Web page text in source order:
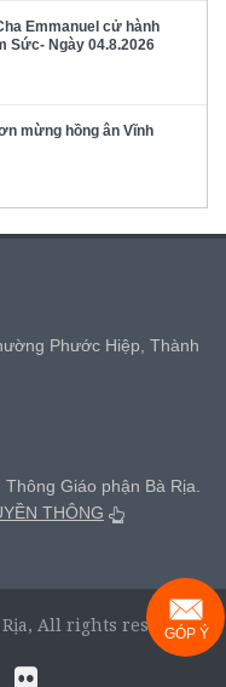
Emmanuel cử hành
Sức- Ngày 04.8.2026
mừng hồng ân Vĩnh
Phước Hiệp, Thành
Giáo phận Bà Rịa.
THÔNG
All rights reserved.
GÓP Ý